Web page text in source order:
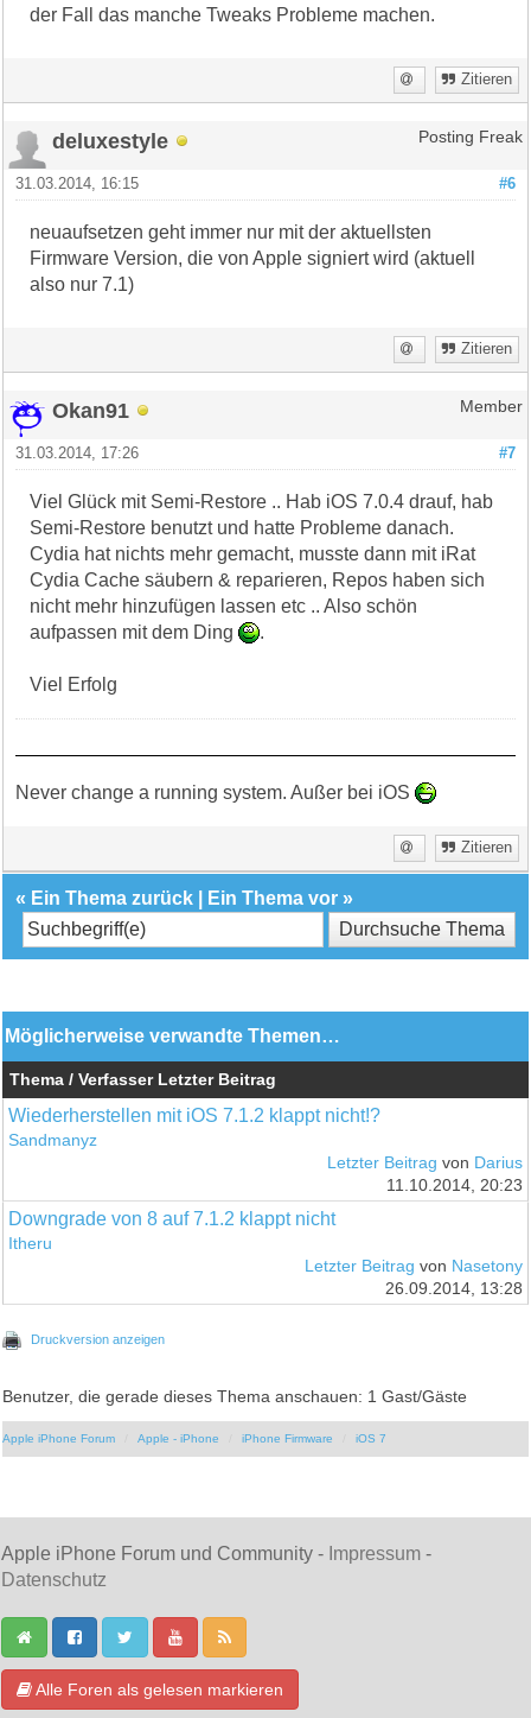
der Fall das manche Tweaks Probleme machen.
Zitieren
deluxestyle Posting Freak
#6
31.03.2014, 16:15
neuaufsetzen geht immer nur mit der aktuellsten
Firmware Version, die von Apple signiert wird (aktuell
also nur 7.1)
Zitieren
Okan91 Member
#7
31.03.2014, 17:26
Viel Glück mit Semi-Restore .. Hab iOS 7.0.4 drauf, hab
Semi-Restore benutzt und hatte Probleme danach.
Cydia hat nichts mehr gemacht, musste dann mit iRat
Cydia Cache säubern & reparieren, Repos haben sich
nicht mehr hinzufügen lassen etc .. Also schön
aufpassen mit dem Ding
.
Viel Erfolg
Never change a running system. Außer bei iOS
Zitieren
« Ein Thema zurück Ein Thema vor »
Möglicherweise verwandte Themen…
Thema / Verfasser Letzter Beitrag
Wiederherstellen mit iOS 7.1.2 klappt nicht!?
Sandmanyz
Letzter Beitrag von Darius
11.10.2014, 20:23
Downgrade von 8 auf 7.1.2 klappt nicht
Itheru
Letzter Beitrag von Nasetony
26.09.2014, 13:28
Druckversion anzeigen
Benutzer, die gerade dieses Thema anschauen: 1 Gast/Gäste
Apple iPhone Forum Apple - iPhone iPhone Firmware iOS 7
Apple iPhone Forum und Community - Impressum -
Datenschutz
Alle Foren als gelesen markieren